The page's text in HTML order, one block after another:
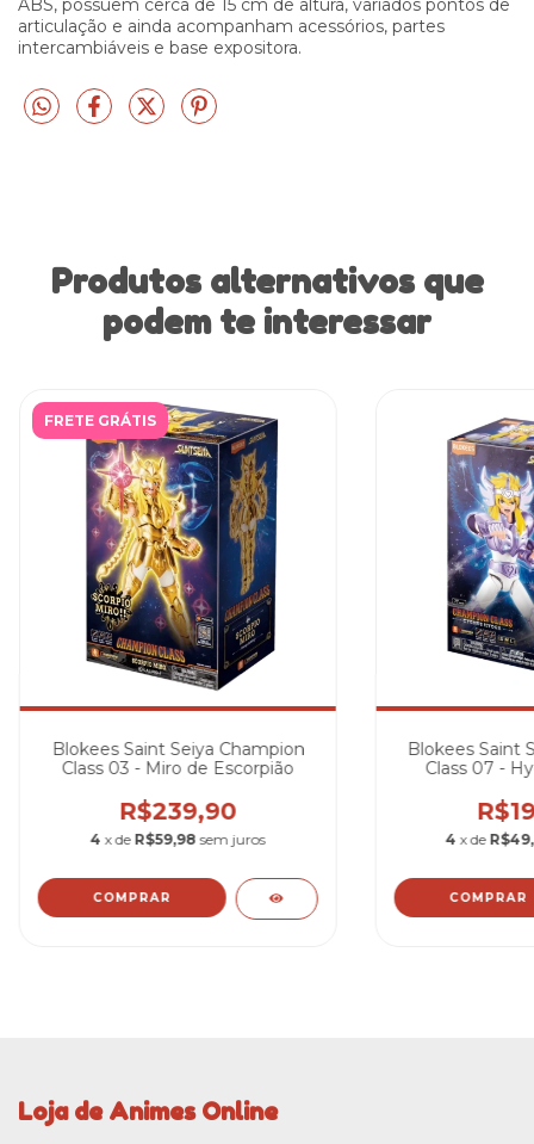
articulação e ainda acompanham acessórios, partes
intercambiáveis e base expositora.
Produtos alternativos que
podem te interessar
FRETE GRÁTIS
Blokees Saint Seiya Champion
Class 03 - Miro de Escorpião
R$239,90
4 x de R$59,98 sem juros
Blokees Saint
Class 07 -
4 x de
Loja de Animes Online